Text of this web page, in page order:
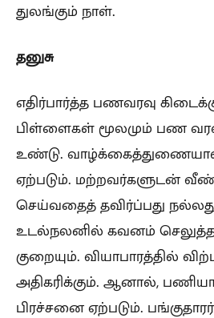
துலங்கும் நாள்.
தனுசு
எதிர்பார்த்த பணவரவு
பிள்ளைகள் மூலமும் பண
உண்டு.
ஏற்படும். மற்றவர்களுடன்
செய்வதைத் தவிர்ப்பது
உடல்நலனில் கவனம்
குறையும். வியாபாரத்தில்
அதிகரிக்கும். ஆனால்,
பிரச்சனை ஏற்படும்.